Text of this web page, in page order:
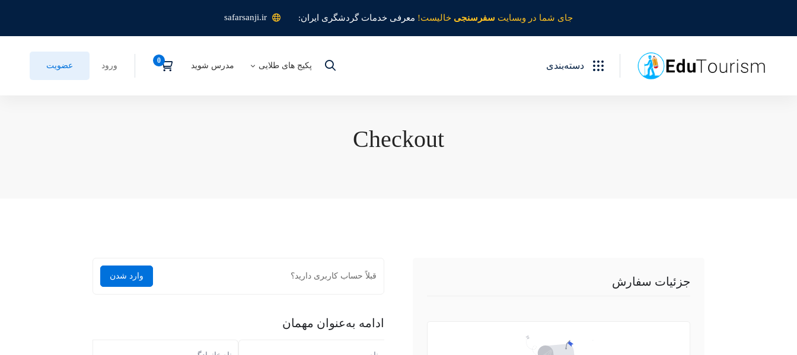
جای شما در وبسایت سفرسنجی خالیست! معرفی خدمات گردشگری ایران: safarsanji.ir
دسته‌بندی پکیج های طلایی مدرس شوید ورود عضویت
Checkout
جزئیات سفارش قبلاً حساب کاربری دارید؟ وارد شدن
ادامه به‌عنوان مهمان